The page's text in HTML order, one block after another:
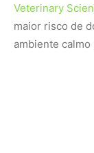
Veterinary
maior risco de
ambiente